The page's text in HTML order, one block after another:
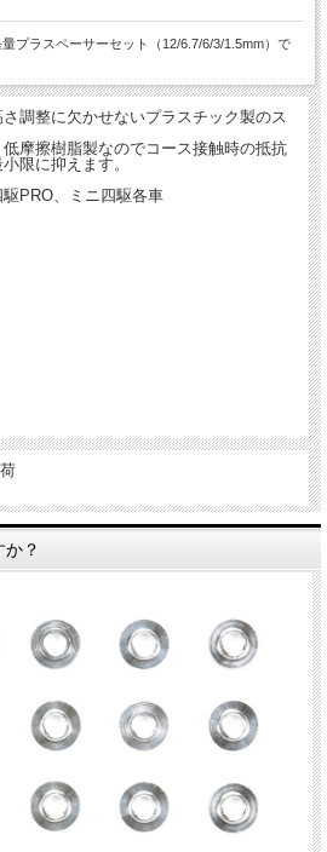
プラスペーサーセット（12/6.7/6/3/1.5mm）で
調整に欠かせないプラスチック製のス
摩擦樹脂製なのでコース接触時の抵抗
限に抑えます。
駆PRO、ミニ四駆各車
？